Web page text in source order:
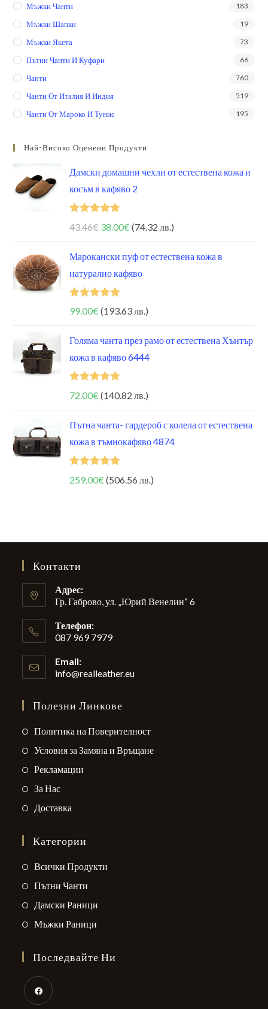
Мъжки Чанти 183
Мъжки Шапки 19
Мъжки Якета 73
Пътни Чанти И Куфари 66
Чанти 760
Чанти От Италия И Индия 519
Чанти От Мароко И Тунис 195
Най-Високо Оценени Продукти
Дамски домашни чехли от естествена кожа и
косъм в кафяво 2
43.46€ 38.00€ (74.32 лв.)
Марокански пуф от естествена кожа в
натурално кафяво
Оценено на
99.00€(193.63 лв.)
Голяма чанта през рамо от естествена Хънтър
кожа в кафяво 6444
Оценено на
72.00€(140.82 лв.)
Пътна чанта- гардероб с колела от естествена
кожа в тъмнокафяво 4874
Оценено на
259.00€(506.56 лв.)
Контакти
Адрес:
Гр. Габрово, ул. „Юрий Венелин“ 6
Телефон:
087 969 7979
Email:
info@realleather.euOpens
Полезни Линкове
Политика на ПоверителностOpens
Условия за Замяна и ВръщанеOpens
Рекламации
За НасOpens
tab
Доставка
tab
Категории
Всички Продукти
Пътни Чанти
new
Дамски Раници
tab
Мъжки Раници
Последвайте Ни